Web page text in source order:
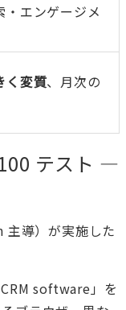
・エンゲージメ
く変質、月次の
テスト —
導）が実施した
software」を